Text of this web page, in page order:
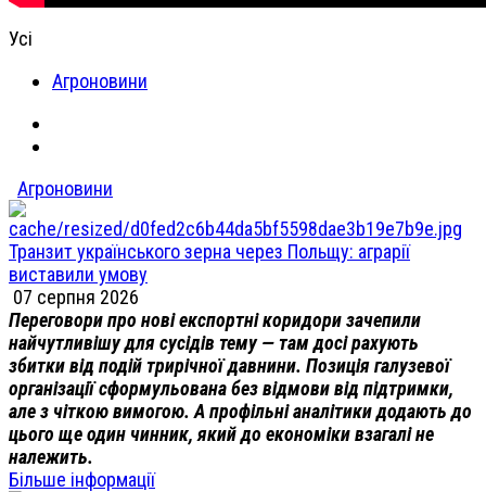
Усі
Агроновини
Агроновини
Транзит українського зерна через Польщу: аграрії
виставили умову
07 серпня 2026
Переговори про нові експортні коридори зачепили
найчутливішу для сусідів тему — там досі рахують
збитки від подій трирічної давнини. Позиція галузевої
організації сформульована без відмови від підтримки,
але з чіткою вимогою. А профільні аналітики додають до
цього ще один чинник, який до економіки взагалі не
належить.
Більше інформації